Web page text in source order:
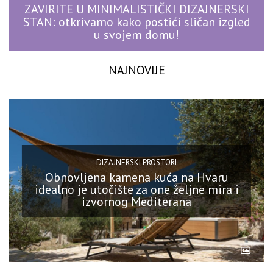
ZAVIRITE U MINIMALISTIČKI DIZAJNERSKI
STAN: otkrivamo kako postići sličan izgled
u svojem domu!
NAJNOVIJE
DIZAJNERSKI PROSTORI
Obnovljena kamena kuća na Hvaru
idealno je utočište za one željne mira i
izvornog Mediterana